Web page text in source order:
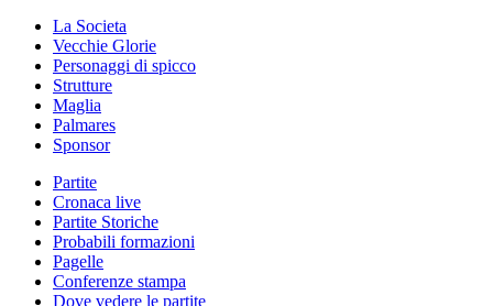
La Societa
Vecchie Glorie
Personaggi di spicco
Strutture
Maglia
Palmares
Sponsor
Partite
Cronaca live
Partite Storiche
Probabili formazioni
Pagelle
Conferenze stampa
Dove vedere le partite